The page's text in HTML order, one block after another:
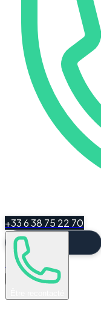
+33 6 38 75 22 70
Espace Client